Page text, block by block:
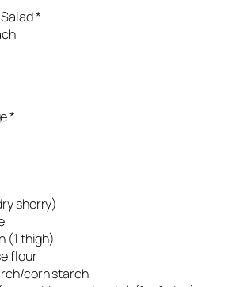
*
*
sherry)
(1 thigh)
flour
corn starch